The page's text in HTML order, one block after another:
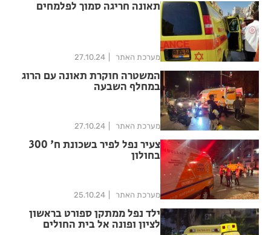
תאונה חריגה סמוך לפלמחים
מערכת האתר 27.10.24
המשטרה חוקרת תאונה עם הרוג
במחלף השבעה
מערכת האתר 27.10.24
צעיר נפל לפיר בשכונת ח' 300
בחולון
מערכת האתר 25.10.24
ילד נפל ממתקן ספורט בראשון
לציון ופונה אל בית החולים